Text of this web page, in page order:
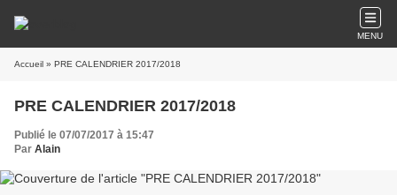
MENU
Accueil » PRE CALENDRIER 2017/2018
PRE CALENDRIER 2017/2018
Publié le 07/07/2017 à 15:47
Par Alain